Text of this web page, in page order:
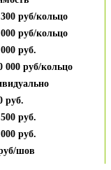
руб/кольцо
руб/кольцо
руб.
000 руб/кольцо
руб.
руб.
руб.
шов